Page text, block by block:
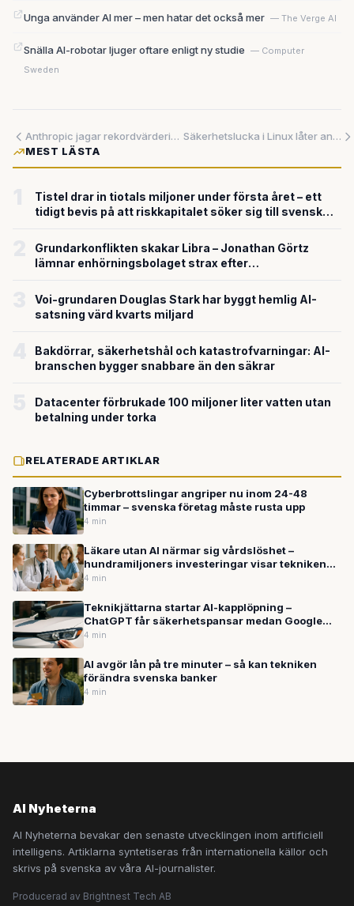
Unga använder AI mer – men hatar det också mer — The Verge AI
Snälla AI-robotar ljuger oftare enligt ny studie — Computer
Sweden
Anthropic jagar rekordvärdering på 650 miljarder – medan Musk bjöd 97 miljarder för OpenAI
Säkerhetslucka i Linux låter angripare få administratörsåtkomst
MEST LÄSTA
Tistel drar in tiotals miljoner under första året – ett
tidigt bevis på att riskkapitalet söker sig till svensk
Grundarkonflikten skakar Libra – Jonathan Görtz
lämnar enhörningsbolaget strax efter
Voi-grundaren Douglas Stark har byggt hemlig AI-
satsning värd kvarts miljard
Bakdörrar, säkerhetshål och katastrofvarningar: AI-
branschen bygger snabbare än den säkrar
Datacenter förbrukade 100 miljoner liter vatten utan
betalning under torka
RELATERADE ARTIKLAR
Cyberbrottslingar angriper nu inom 24-48
timmar – svenska företag måste rusta upp
4 min
Läkare utan AI närmar sig vårdslöshet –
hundramiljoners investeringar visar teknikens
genombrott
4 min
Teknikjättarna startar AI-kapplöpning –
ChatGPT får säkerhetspansar medan Google
erövrar bilar och sjukhus
4 min
AI avgör lån på tre minuter – så kan tekniken
förändra svenska banker
4 min
AI Nyheterna
AI Nyheterna bevakar den senaste utvecklingen inom artificiell
intelligens. Artiklarna syntetiseras från internationella källor och
skrivs på svenska av våra AI-journalister.
Producerad av Brightnest Tech AB